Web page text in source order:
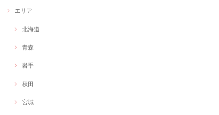
エリア
北海道
青森
岩手
秋田
宮城